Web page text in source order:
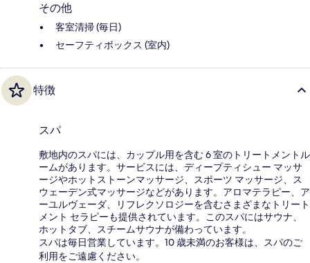
その他
客室清掃 (毎日)
セーフティボックス (室内)
特徴
スパ
敷地内のスパには、カップル用を含む 6 室のトリートメントル
ームがあります。サービスには、ディープティシュー マッサ
ージやホットストーンマッサージ、スポーツ マッサージ、ス
ウェーデン式マッサージなどがあります。アロマテラピー、ア
ーユルヴェーダ、リフレクソロジーを含むさまざまなトリート
メント セラピーも提供されています。このスパにはサウナ、
ホットタブ、スチームサウナが備わっています。
スパは毎日営業しています。10 歳未満のお客様は、スパのご
利用をご遠慮ください。